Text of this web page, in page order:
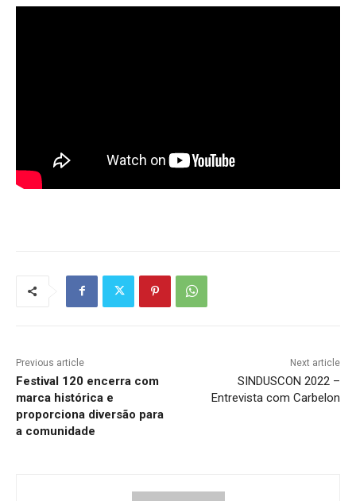
Previous article
Festival 120 encerra com
marca histórica e
proporciona diversão para
a comunidade
Next article
SINDUSCON 2022 –
Entrevista com Carbelon